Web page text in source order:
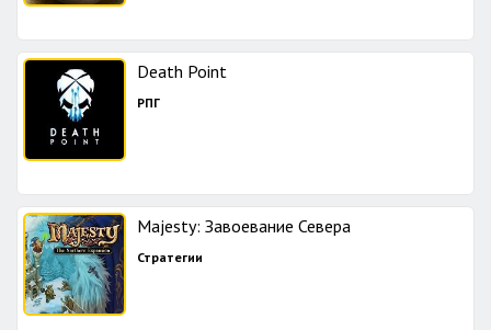
Death Point
РПГ
Majesty: Завоевание Севера
Стратегии